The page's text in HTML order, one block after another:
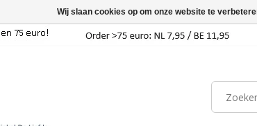
Wij slaan cookies op om onze website te